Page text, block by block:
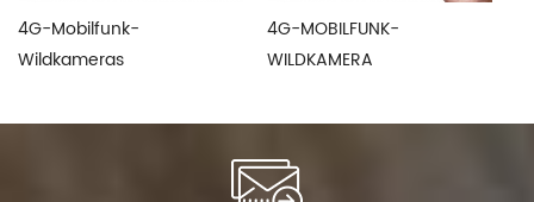
4G-Mobilfunk-
Wildkameras
4G-MOBILFUNK-
WILDKAMERA